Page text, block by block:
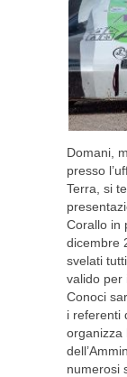
Domani,
presso
Terra, si
Corallo in
dicembre
svelati
valido per
Conoci
i referenti
organizza
numerosi